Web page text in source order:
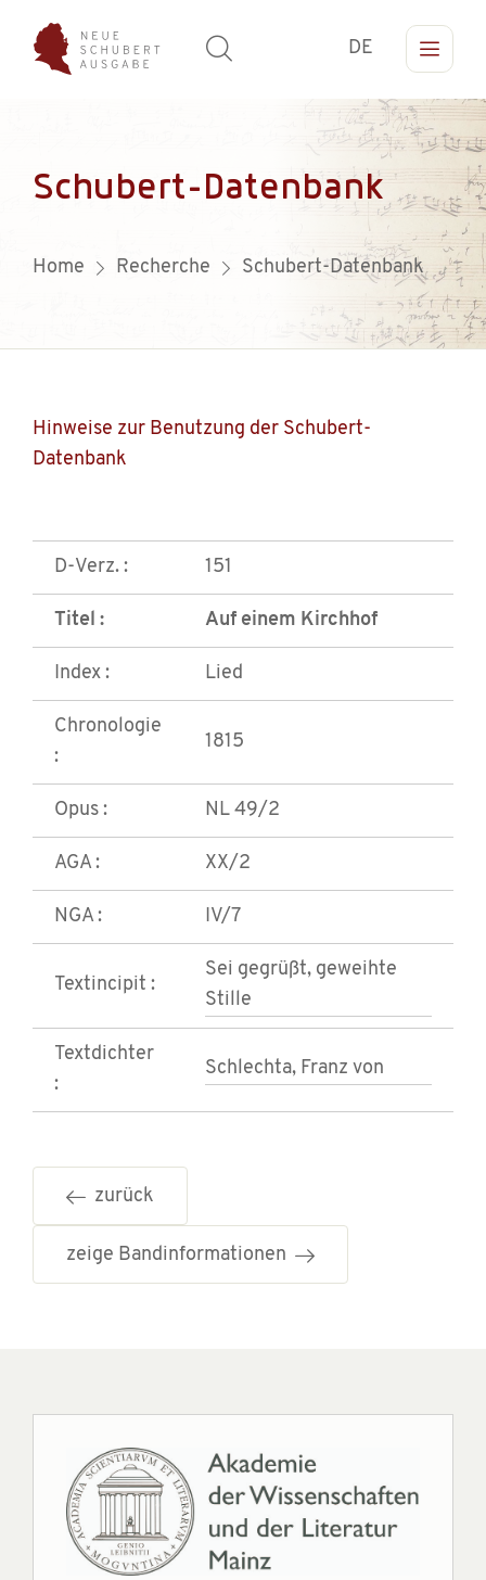
DE
Schubert-Datenbank
Home Recherche Schubert-Datenbank
Hinweise zur Benutzung der Schubert-
Datenbank
D-Verz. : 151
Titel : Auf einem Kirchhof
Index : Lied
Chronologie
:
1815
Opus : NL 49/2
AGA : XX/2
NGA : IV/7
Textincipit :
Sei gegrüßt, geweihte
Stille
Textdichter
:
Schlechta, Franz von
zurück
zeige Bandinformationen